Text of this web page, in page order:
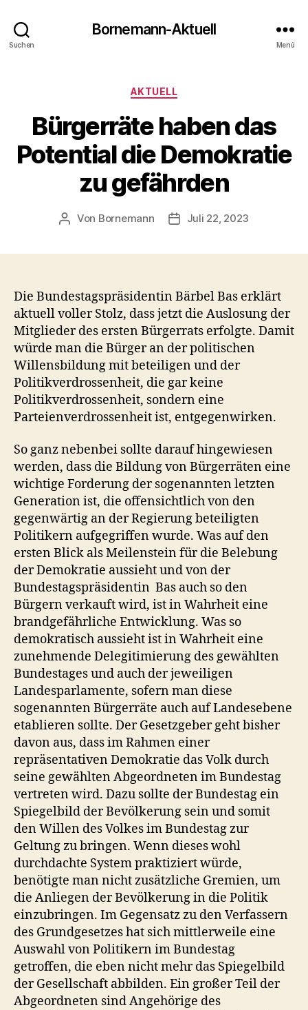
Suchen
Bornemann-Aktuell
Menü
Kategorien
AKTUELL
Bürgerräte haben das
Potential die Demokratie
zu gefährden
Beitragsautor
Von Bornemann Veröffentlichungsdatum
Juli 22, 2023
Die Bundestagspräsidentin Bärbel Bas erklärt
aktuell voller Stolz, dass jetzt die Auslosung der
Mitglieder des ersten Bürgerrats erfolgte. Damit
würde man die Bürger an der politischen
Willensbildung mit beteiligen und der
Politikverdrossenheit, die gar keine
Politikverdrossenheit, sondern eine
Parteienverdrossenheit ist, entgegenwirken.
So ganz nebenbei sollte darauf hingewiesen
werden, dass die Bildung von Bürgerräten eine
wichtige Forderung der sogenannten letzten
Generation ist, die offensichtlich von den
gegenwärtig an der Regierung beteiligten
Politikern aufgegriffen wurde. Was auf den
ersten Blick als Meilenstein für die Belebung
der Demokratie aussieht und von der
Bundestagspräsidentin Bas auch so den
Bürgern verkauft wird, ist in Wahrheit eine
brandgefährliche Entwicklung. Was so
demokratisch aussieht ist in Wahrheit eine
zunehmende Delegitimierung des gewählten
Bundestages und auch der jeweiligen
Landesparlamente, sofern man diese
sogenannten Bürgerräte auch auf Landesebene
etablieren sollte. Der Gesetzgeber geht bisher
davon aus, dass im Rahmen einer
repräsentativen Demokratie das Volk durch
seine gewählten Abgeordneten im Bundestag
vertreten wird. Dazu sollte der Bundestag ein
Spiegelbild der Bevölkerung sein und somit
den Willen des Volkes im Bundestag zur
Geltung zu bringen. Wenn dieses wohl
durchdachte System praktiziert würde,
benötigte man nicht zusätzliche Gremien, um
die Anliegen der Bevölkerung in die Politik
einzubringen. Im Gegensatz zu den Verfassern
des Grundgesetzes hat sich mittlerweile eine
Auswahl von Politikern im Bundestag
getroffen, die eben nicht mehr das Spiegelbild
der Gesellschaft abbilden. Ein großer Teil der
Abgeordneten sind Angehörige des